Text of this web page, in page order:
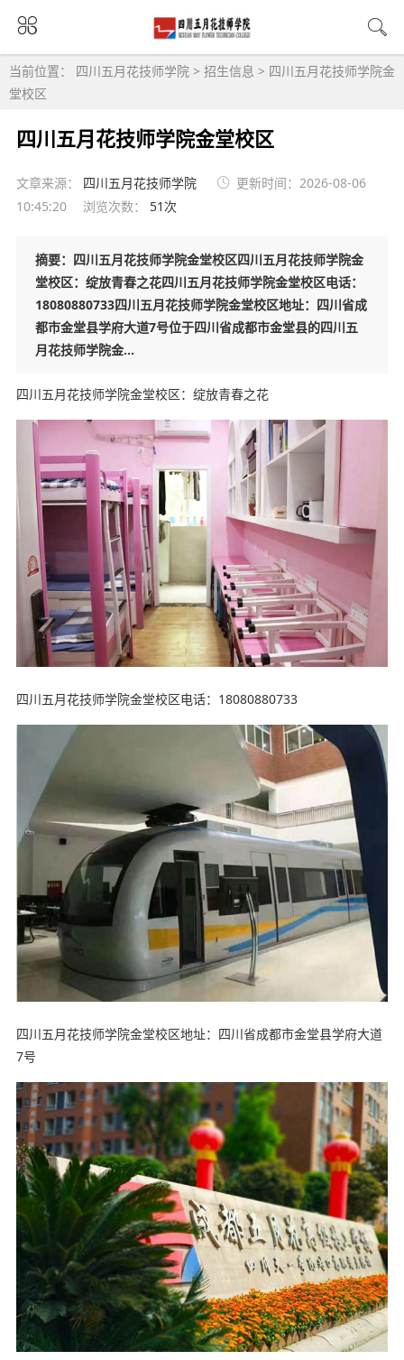
当前位置： 四川五月花技师学院 > 招生信息 > 四川五月花技师学院金
堂校区
四川五月花技师学院金堂校区
文章来源： 四川五月花技师学院
更新时间：2026-08-06
10:45:20
浏览次数： 51次
摘要：四川五月花技师学院金堂校区四川五月花技师学院金
堂校区：绽放青春之花四川五月花技师学院金堂校区电话：
18080880733四川五月花技师学院金堂校区地址：四川省成
都市金堂县学府大道7号位于四川省成都市金堂县的四川五
月花技师学院金...
四川五月花技师学院金堂校区：绽放青春之花
四川五月花技师学院金堂校区电话：18080880733
四川五月花技师学院金堂校区地址：四川省成都市金堂县学府大道
7号